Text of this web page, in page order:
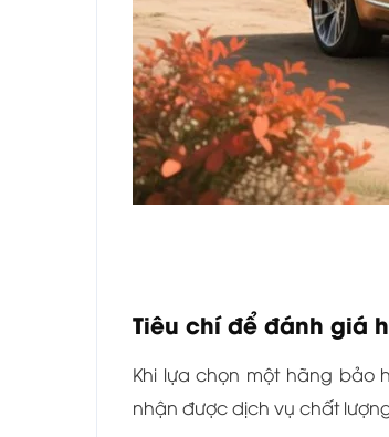
Tiêu chí để đánh giá
Khi lựa chọn một hãng bảo
nhận được dịch vụ chất